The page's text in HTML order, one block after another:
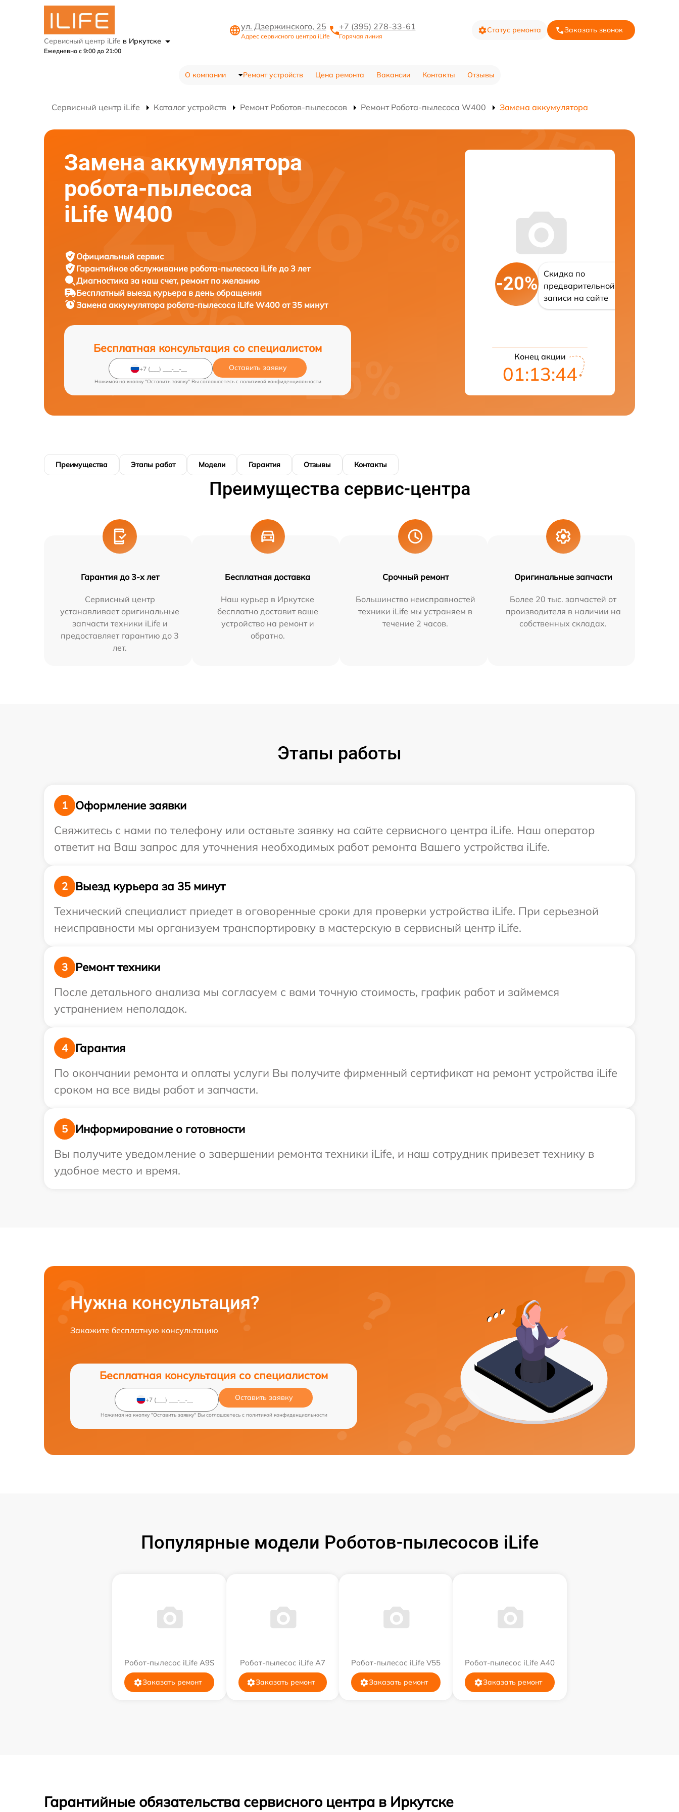
Сервисный центр iLife в Иркутске
Ежедневно с 9:00 до 21:00
ул. Дзержинского, 25
Адрес сервисного центра iLife
+7 (395) 278-33-61
Горячая линия
Статус ремонта Заказать звонок
О компании Ремонт устройств Цена ремонта Вакансии Контакты Отзывы
Сервисный центр iLife Каталог устройств Ремонт Роботов-пылесосов Ремонт Робота-пылесоса W400 Замена аккумулятора
Замена аккумулятора
робота-пылесоса
iLife W400
Официальный сервис
Гарантийное обслуживание робота-пылесоса iLife до 3 лет
Диагностика за наш счет, ремонт по желанию
Бесплатный выезд курьера в день обращения
Замена аккумулятора робота-пылесоса iLife W400 от 35 минут
Бесплатная консультация со специалистом
Оставить заявку
Нажимая на кнопку "Оставить заявку" Вы соглашаетесь c политикой конфиденциальности
-20%
Скидка по
предварительной
записи на сайте
Конец акции
01:13:43
Преимущества Этапы работ Модели Гарантия Отзывы Контакты
Преимущества сервис-центра
Гарантия до 3-х лет
Сервисный центр
устанавливает оригинальные
запчасти техники iLife и
предоставляет гарантию до 3
лет.
Бесплатная доставка
Наш курьер в Иркутске
бесплатно доставит ваше
устройство на ремонт и
обратно.
Срочный ремонт
Большинство неисправностей
техники iLife мы устраняем в
течение 2 часов.
Оригинальные запчасти
Более 20 тыс. запчастей от
производителя в наличии на
собственных складах.
Этапы работы
1
Оформление заявки
Свяжитесь с нами по телефону или оставьте заявку на сайте сервисного центра iLife. Наш оператор
ответит на Ваш запрос для уточнения необходимых работ ремонта Вашего устройства iLife.
2
Выезд курьера за 35 минут
Технический специалист приедет в оговоренные сроки для проверки устройства iLife. При серьезной
неисправности мы организуем транспортировку в мастерскую в сервисный центр iLife.
3
Ремонт техники
После детального анализа мы согласуем с вами точную стоимость, график работ и займемся
устранением неполадок.
4
Гарантия
По окончании ремонта и оплаты услуги Вы получите фирменный сертификат на ремонт устройства iLife
сроком на все виды работ и запчасти.
5
Информирование о готовности
Вы получите уведомление о завершении ремонта техники iLife, и наш сотрудник привезет технику в
удобное место и время.
Нужна консультация?
Закажите бесплатную консультацию
Бесплатная консультация со специалистом
Оставить заявку
Нажимая на кнопку "Оставить заявку" Вы соглашаетесь c политикой конфиденциальности
Популярные модели Роботов-пылесосов iLife
Робот-пылесос iLife A9S
Заказать ремонт
Робот-пылесос iLife A7
Заказать ремонт
Робот-пылесос iLife V55
Заказать ремонт
Робот-пылесос iLife A40
Заказать ремонт
Гарантийные обязательства сервисного центра в Иркутске